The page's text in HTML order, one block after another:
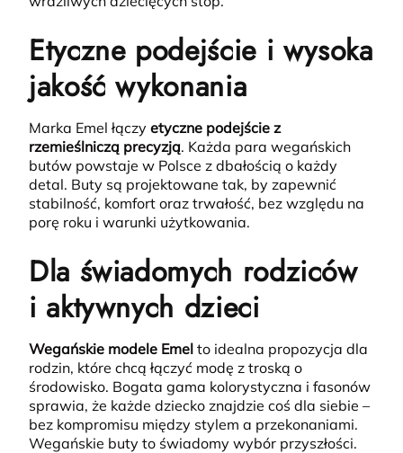
Etyczne podejście i wysoka
jakość wykonania
Marka Emel łączy etyczne podejście z
rzemieślniczą precyzją. Każda para wegańskich
butów powstaje w Polsce z dbałością o każdy
detal. Buty są projektowane tak, by zapewnić
stabilność, komfort oraz trwałość, bez względu na
porę roku i warunki użytkowania.
Dla świadomych rodziców
i aktywnych dzieci
Wegańskie modele Emel to idealna propozycja dla
rodzin, które chcą łączyć modę z troską o
środowisko. Bogata gama kolorystyczna i fasonów
sprawia, że każde dziecko znajdzie coś dla siebie –
bez kompromisu między stylem a przekonaniami.
Wegańskie buty to świadomy wybór przyszłości.